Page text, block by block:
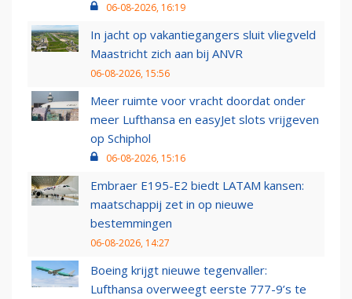
06-08-2026, 16:19
In jacht op vakantiegangers sluit vliegveld
Maastricht zich aan bij ANVR
06-08-2026, 15:56
Meer ruimte voor vracht doordat onder
meer Lufthansa en easyJet slots vrijgeven
op Schiphol
06-08-2026, 15:16
Embraer E195-E2 biedt LATAM kansen:
maatschappij zet in op nieuwe
bestemmingen
06-08-2026, 14:27
Boeing krijgt nieuwe tegenvaller:
Lufthansa overweegt eerste 777-9’s te